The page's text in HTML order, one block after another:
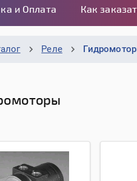
и Оплата Как
Реле